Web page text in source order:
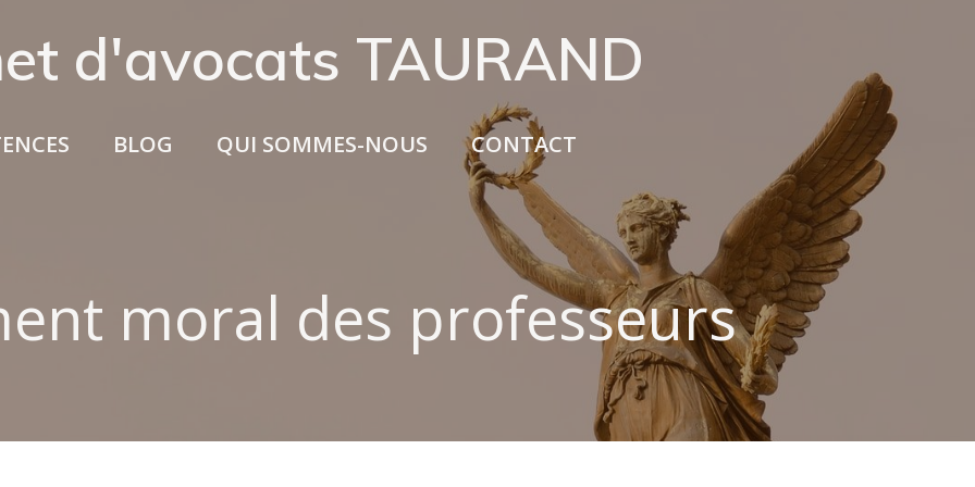
d'avocats TAURAND
BLOG QUI SOMMES-NOUS CONTACT
moral des professeurs